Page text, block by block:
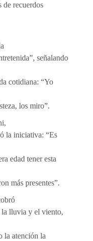
de recuerdos
señalando
cotidiana: “Yo
los miro”.
la iniciativa: “Es
edad tener esta
más presentes”.
la lluvia y el viento,
la atención la